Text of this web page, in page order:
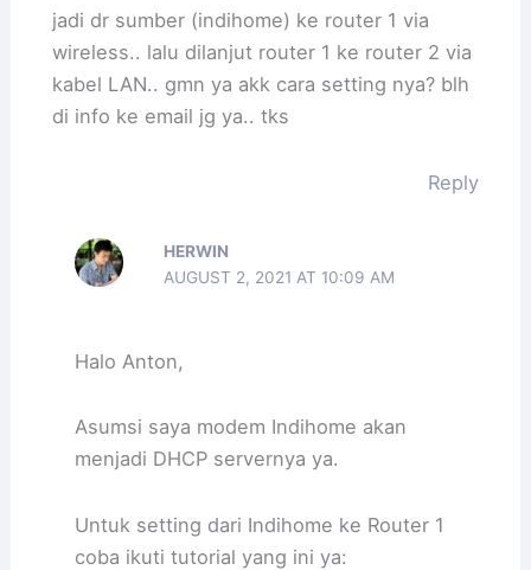
jadi dr sumber (indihome) ke router 1 via
wireless.. lalu dilanjut router 1 ke router 2 via
kabel LAN.. gmn ya akk cara setting nya? blh
di info ke email jg ya.. tks
Reply
HERWIN
AUGUST 2, 2021 AT 10:09 AM
Halo Anton,
Asumsi saya modem Indihome akan
menjadi DHCP servernya ya.
Untuk setting dari Indihome ke Router 1
coba ikuti tutorial yang ini ya: